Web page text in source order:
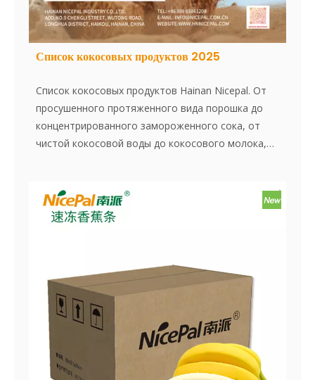
Список кокосовых продуктов 2025
Список кокосовых продуктов Hainan Nicepal. От
просушенного протяженного вида порошка до
концентрированного замороженного сока, от
чистой кокосовой воды до кокосового молока,
клетчатки до порошка масла .... молодой
кокосовой, тайский ароматный кокосовый орех,
интегрированная сеть от фермы до получения
потребностей.
Сохраните эту картинку и проверьте наши
различные продукты в любое время. Свяжитесь в
любое время и получите бесплатные образцы.